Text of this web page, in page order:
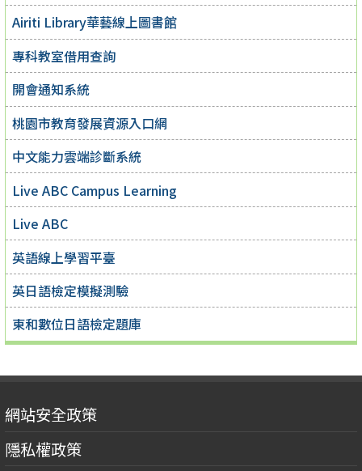
Airiti Library華藝線上圖書館
專科教室借用查詢
開會通知系統
桃園市教育發展資源入口網
中文能力雲端診斷系統
Live ABC Campus Learning
Live ABC
英語線上學習平臺
英日語檢定模擬測驗
東和數位日語檢定題庫
網站安全政策
隱私權政策